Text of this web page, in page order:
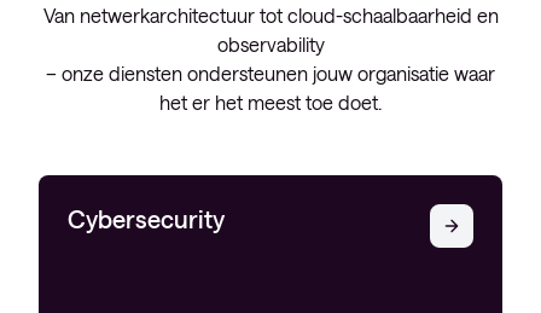
Van netwerkarchitectuur tot cloud-schaalbaarheid en
observability
– onze diensten ondersteunen jouw organisatie waar
het er het meest toe doet.
Cybersecurity